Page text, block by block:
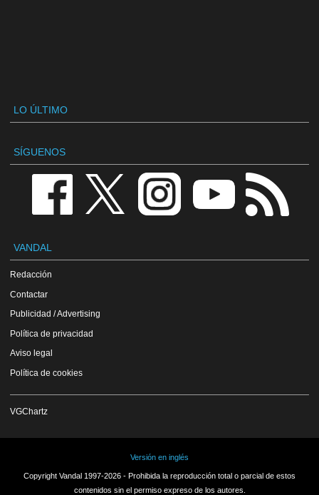
LO ÚLTIMO
SÍGUENOS
VANDAL
Redacción
Contactar
Publicidad / Advertising
Política de privacidad
Aviso legal
Política de cookies
VGChartz
Versión en inglés
Copyright Vandal 1997-2026 - Prohibida la reproducción total o parcial de estos
contenidos sin el permiso expreso de los autores.